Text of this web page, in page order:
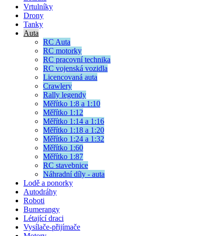
Vrtulníky
Drony
Tanky
Auta
RC Auta
RC motorky
RC pracovní technika
RC vojenská vozidla
Licencovaná auta
Crawlery
Rally legendy
Měřítko 1:8 a 1:10
Měřítko 1:12
Měřítko 1:14 a 1:16
Měřítko 1:18 a 1:20
Měřítko 1:24 a 1:32
Měřítko 1:60
Měřítko 1:87
RC stavebnice
Náhradní díly - auta
Lodě a ponorky
Autodráhy
Roboti
Bumerangy
Létající draci
Vysílače-přijímače